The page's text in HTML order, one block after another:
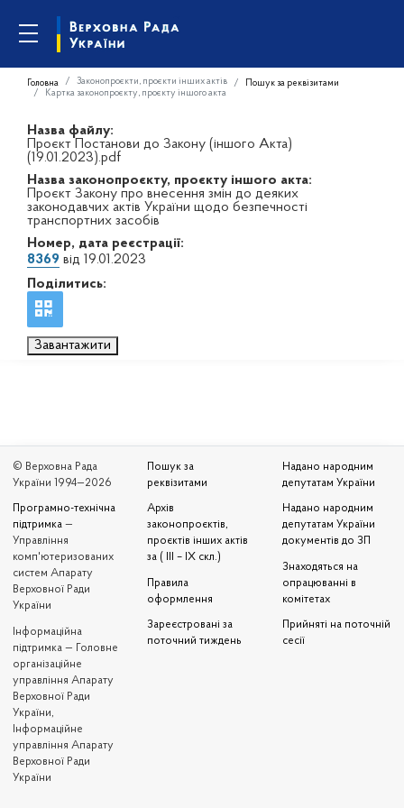
Головна Законопроєкти, проєкти інших актів
Пошук за реквізитами
Картка законопроєкту, проєкту іншого акта
Назва файлу:
Проєкт Постанови до Закону (іншого Акта)
(19.01.2023).pdf
Назва законопроєкту, проєкту іншого акта:
Проєкт Закону про внесення змін до деяких
законодавчих актів України щодо безпечності
транспортних засобів
Номер, дата реєстрації:
8369 від 19.01.2023
Поділитись:
Завантажити
© Верховна Рада
України 1994—2026
Програмно-технічна
підтримка —
Управління
комп'ютеризованих
систем Апарату
Верховної Ради
України
Iнформаційна
підтримка — Головне
організаційне
управління Апарату
Верховної Ради
України,
Інформаційне
управління Апарату
Верховної Ради
України
Пошук за
реквізитами
Архів
законопроєктів,
проєктів інших актів
за ( III – IX скл.)
Правила
оформлення
Зареєстровані за
поточний тиждень
Надано народним
депутатам України
Надано народним
депутатам України
документів до ЗП
Знаходяться на
опрацюванні в
комітетах
Прийняті на поточній
сесії